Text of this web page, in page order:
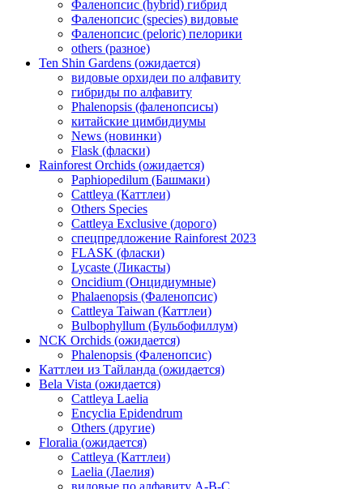
Фаленопсис (hybrid) гибрид
Фаленопсис (species) видовые
Фаленопсис (peloric) пелорики
others (разное)
Ten Shin Gardens (ожидается)
видовые орхидеи по алфавиту
гибриды по алфавиту
Phalenopsis (фаленопсисы)
китайские цимбидиумы
News (новинки)
Flask (фласки)
Rainforest Orchids (ожидается)
Paphiopedilum (Башмаки)
Cattleya (Каттлеи)
Others Species
Cattleya Exclusive (дорого)
спецпредложение Rainforest 2023
FLASK (фласки)
Lycaste (Ликасты)
Oncidium (Онцидиумные)
Phalaenopsis (Фаленопсис)
Cattleya Taiwan (Каттлеи)
Bulbophyllum (Бульбофиллум)
NCK Orchids (ожидается)
Phalenopsis (Фаленопсис)
Каттлеи из Тайланда (ожидается)
Bela Vista (ожидается)
Cattleya Laelia
Encyclia Epidendrum
Others (другие)
Floralia (ожидается)
Cattleya (Каттлеи)
Laelia (Лаелия)